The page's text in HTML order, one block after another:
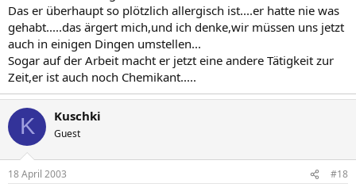
Das er überhaupt so plötzlich allergisch ist....er hatte nie was
gehabt.....das ärgert mich,und ich denke,wir müssen uns jetzt
auch in einigen Dingen umstellen...
Sogar auf der Arbeit macht er jetzt eine andere Tätigkeit zur
Zeit,er ist auch noch Chemikant.....
K Kuschki
Guest
18 April 2003 #18